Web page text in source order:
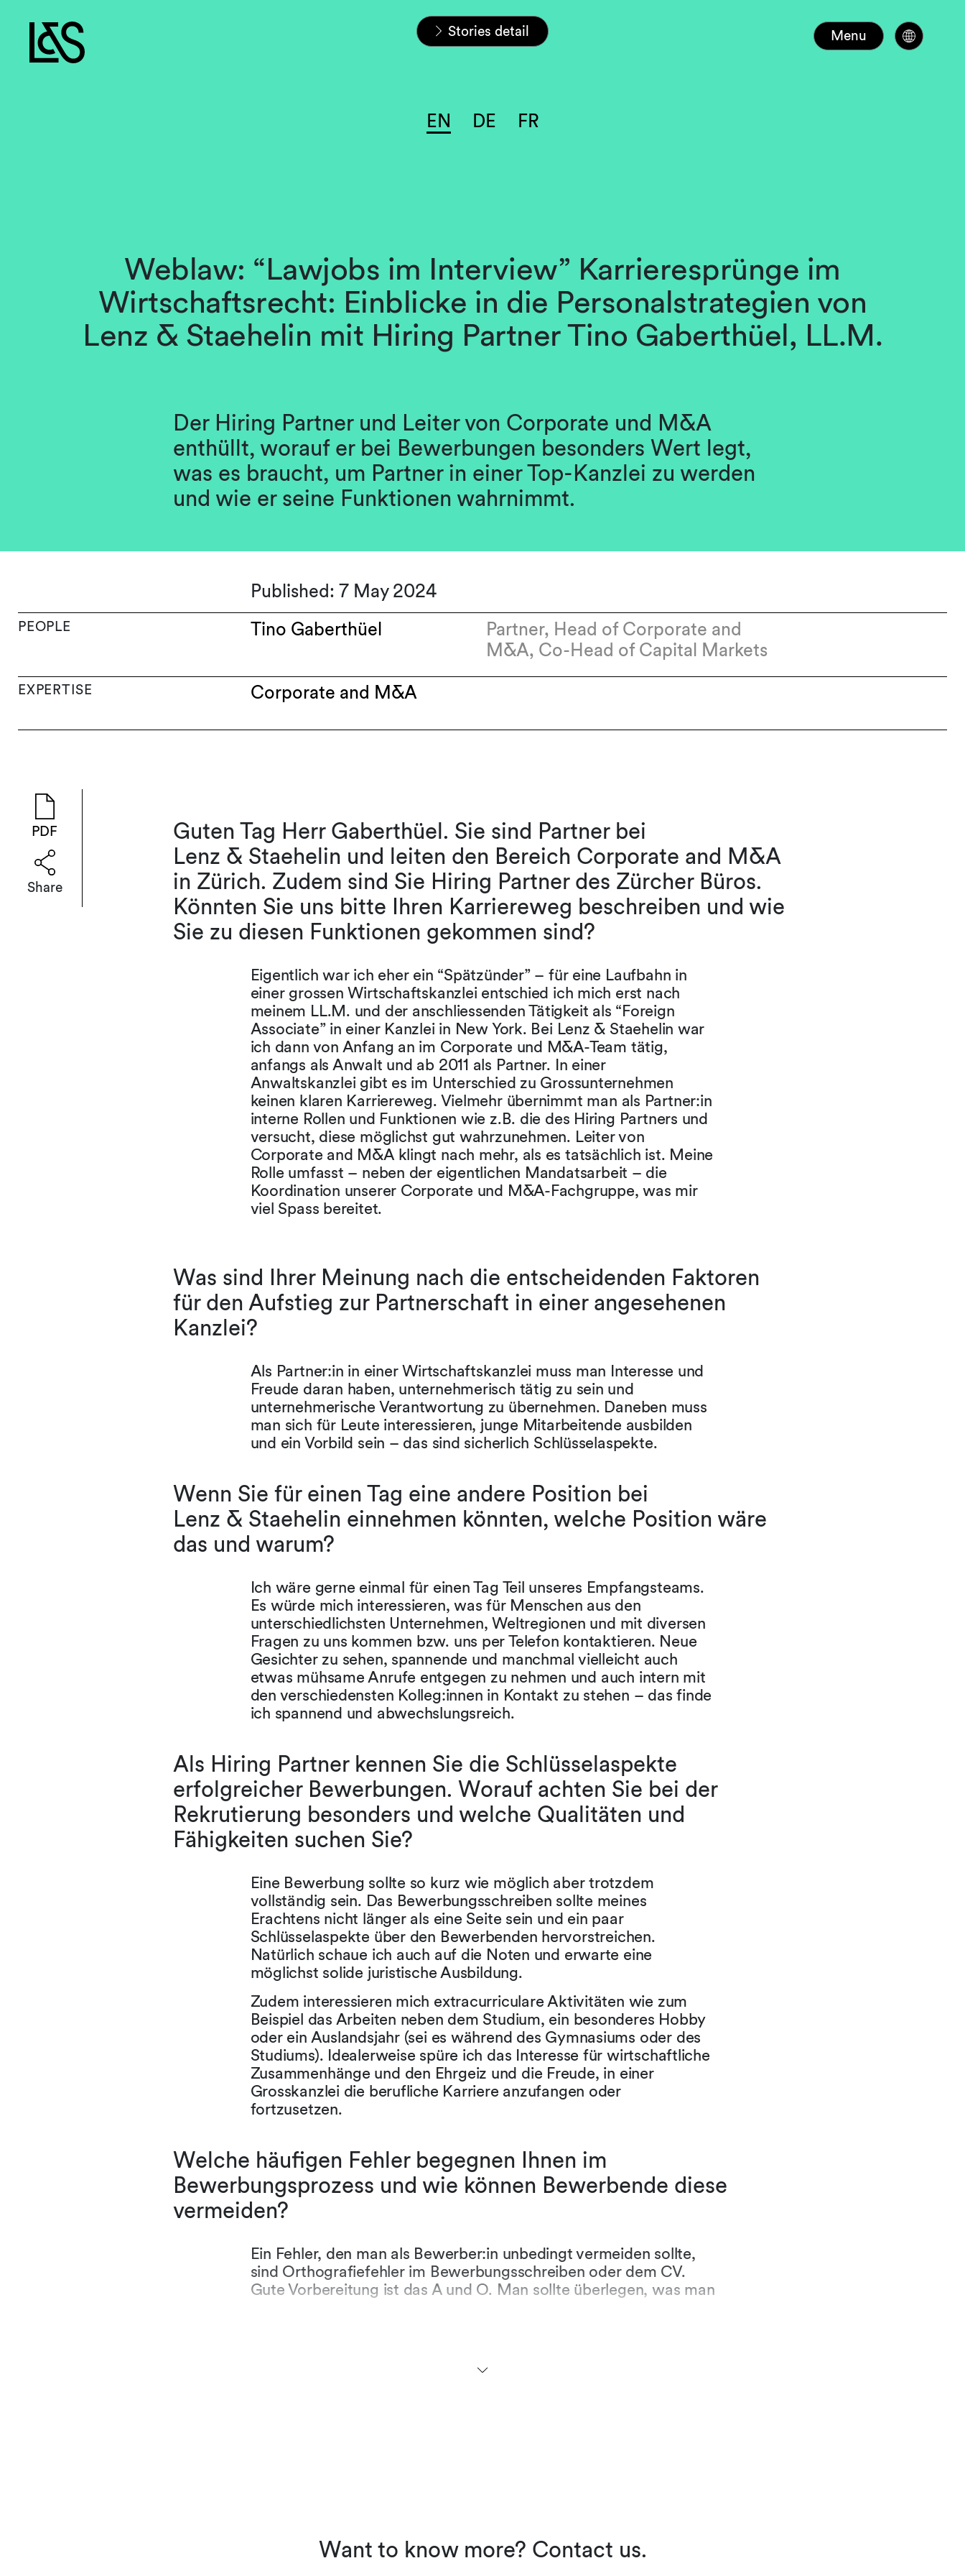
Home
Careers
L&S Stories
Stories detail Menu
EN DE FR
Weblaw: “Lawjobs im Interview” Karrieresprünge im
Wirtschaftsrecht: Einblicke in die Personalstrategien von
Lenz & Staehelin mit Hiring Partner Tino Gaberthüel, LL.M.
Der Hiring Partner und Leiter von Corporate und M&A
enthüllt, worauf er bei Bewerbungen besonders Wert legt,
was es braucht, um Partner in einer Top-Kanzlei zu werden
und wie er seine Funktionen wahrnimmt.
Published: 7 May 2024
PEOPLE Tino Gaberthüel
Partner, Head of Corporate and
M&A, Co-Head of Capital Markets
EXPERTISE Corporate and M&A
PDF
Share
Guten Tag Herr Gaberthüel. Sie sind Partner bei
Lenz & Staehelin und leiten den Bereich Corporate and M&A
in Zürich. Zudem sind Sie Hiring Partner des Zürcher Büros.
Könnten Sie uns bitte Ihren Karriereweg beschreiben und wie
Sie zu diesen Funktionen gekommen sind?
Eigentlich war ich eher ein “Spätzünder” – für eine Laufbahn in
einer grossen Wirtschaftskanzlei entschied ich mich erst nach
meinem LL.M. und der anschliessenden Tätigkeit als “Foreign
Associate” in einer Kanzlei in New York. Bei Lenz & Staehelin war
ich dann von Anfang an im Corporate und M&A-Team tätig,
anfangs als Anwalt und ab 2011 als Partner. In einer
Anwaltskanzlei gibt es im Unterschied zu Grossunternehmen
keinen klaren Karriereweg. Vielmehr übernimmt man als Partner:in
interne Rollen und Funktionen wie z.B. die des Hiring Partners und
versucht, diese möglichst gut wahrzunehmen. Leiter von
Corporate and M&A klingt nach mehr, als es tatsächlich ist. Meine
Rolle umfasst – neben der eigentlichen Mandatsarbeit – die
Koordination unserer Corporate und M&A-Fachgruppe, was mir
viel Spass bereitet.
Was sind Ihrer Meinung nach die entscheidenden Faktoren
für den Aufstieg zur Partnerschaft in einer angesehenen
Kanzlei?
Als Partner:in in einer Wirtschaftskanzlei muss man Interesse und
Freude daran haben, unternehmerisch tätig zu sein und
unternehmerische Verantwortung zu übernehmen. Daneben muss
man sich für Leute interessieren, junge Mitarbeitende ausbilden
und ein Vorbild sein – das sind sicherlich Schlüsselaspekte.
Wenn Sie für einen Tag eine andere Position bei
Lenz & Staehelin einnehmen könnten, welche Position wäre
das und warum?
Ich wäre gerne einmal für einen Tag Teil unseres Empfangsteams.
Es würde mich interessieren, was für Menschen aus den
unterschiedlichsten Unternehmen, Weltregionen und mit diversen
Fragen zu uns kommen bzw. uns per Telefon kontaktieren. Neue
Gesichter zu sehen, spannende und manchmal vielleicht auch
etwas mühsame Anrufe entgegen zu nehmen und auch intern mit
den verschiedensten Kolleg:innen in Kontakt zu stehen – das finde
ich spannend und abwechslungsreich.
Als Hiring Partner kennen Sie die Schlüsselaspekte
erfolgreicher Bewerbungen. Worauf achten Sie bei der
Rekrutierung besonders und welche Qualitäten und
Fähigkeiten suchen Sie?
Eine Bewerbung sollte so kurz wie möglich aber trotzdem
vollständig sein. Das Bewerbungsschreiben sollte meines
Erachtens nicht länger als eine Seite sein und ein paar
Schlüsselaspekte über den Bewerbenden hervorstreichen.
Natürlich schaue ich auch auf die Noten und erwarte eine
möglichst solide juristische Ausbildung.
Zudem interessieren mich extracurriculare Aktivitäten wie zum
Beispiel das Arbeiten neben dem Studium, ein besonderes Hobby
oder ein Auslandsjahr (sei es während des Gymnasiums oder des
Studiums). Idealerweise spüre ich das Interesse für wirtschaftliche
Zusammenhänge und den Ehrgeiz und die Freude, in einer
Grosskanzlei die berufliche Karriere anzufangen oder
fortzusetzen.
Welche häufigen Fehler begegnen Ihnen im
Bewerbungsprozess und wie können Bewerbende diese
vermeiden?
Ein Fehler, den man als Bewerber:in unbedingt vermeiden sollte,
sind Orthografiefehler im Bewerbungsschreiben oder dem CV.
Gute Vorbereitung ist das A und O. Man sollte überlegen, was man
nachfragt, wenn er/sie etwas nicht verstanden hat oder genauer
Arbeitgeberin aus?
Want to know more? Contact us.